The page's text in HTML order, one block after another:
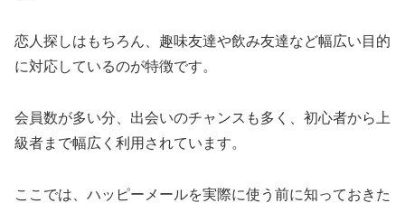
恋人探しはもちろん、趣味友達や飲み友達など幅広い目的
に対応しているのが特徴です。
会員数が多い分、出会いのチャンスも多く、初心者から上
級者まで幅広く利用されています。
ここでは、ハッピーメールを実際に使う前に知っておきた